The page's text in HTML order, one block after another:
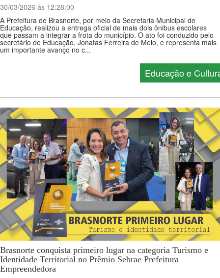
30/03/2026 ás 12:28:00
A Prefeitura de Brasnorte, por meio da Secretaria Municipal de
Educação, realizou a entrega oficial de mais dois ônibus escolares
que passam a integrar a frota do município. O ato foi conduzido pelo
secretário de Educação, Jonatas Ferreira de Melo, e representa mais
um importante avanço no c...
Educação e
Brasnorte conquista primeiro lugar na categoria Turismo e
Identidade Territorial no Prêmio Sebrae Prefeitura
Empreendedora